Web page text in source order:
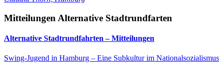
Mitteilungen Alternative Stadtrundfarten
Alternative Stadtrundfahrten – Mitteilungen
Swing-Jugend in Hamburg – Eine Subkultur im Nationalsozialismus